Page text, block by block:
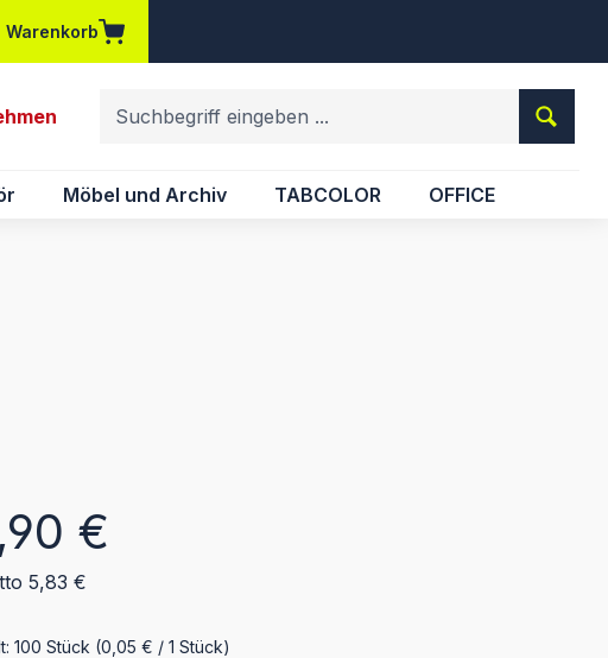
auf dem Merkzettel
Warenkorb
Möbel und Archiv TABCOLOR OFFICE
Preis:
€
5,83 €
100 Stück (0,05 € / 1 Stück)